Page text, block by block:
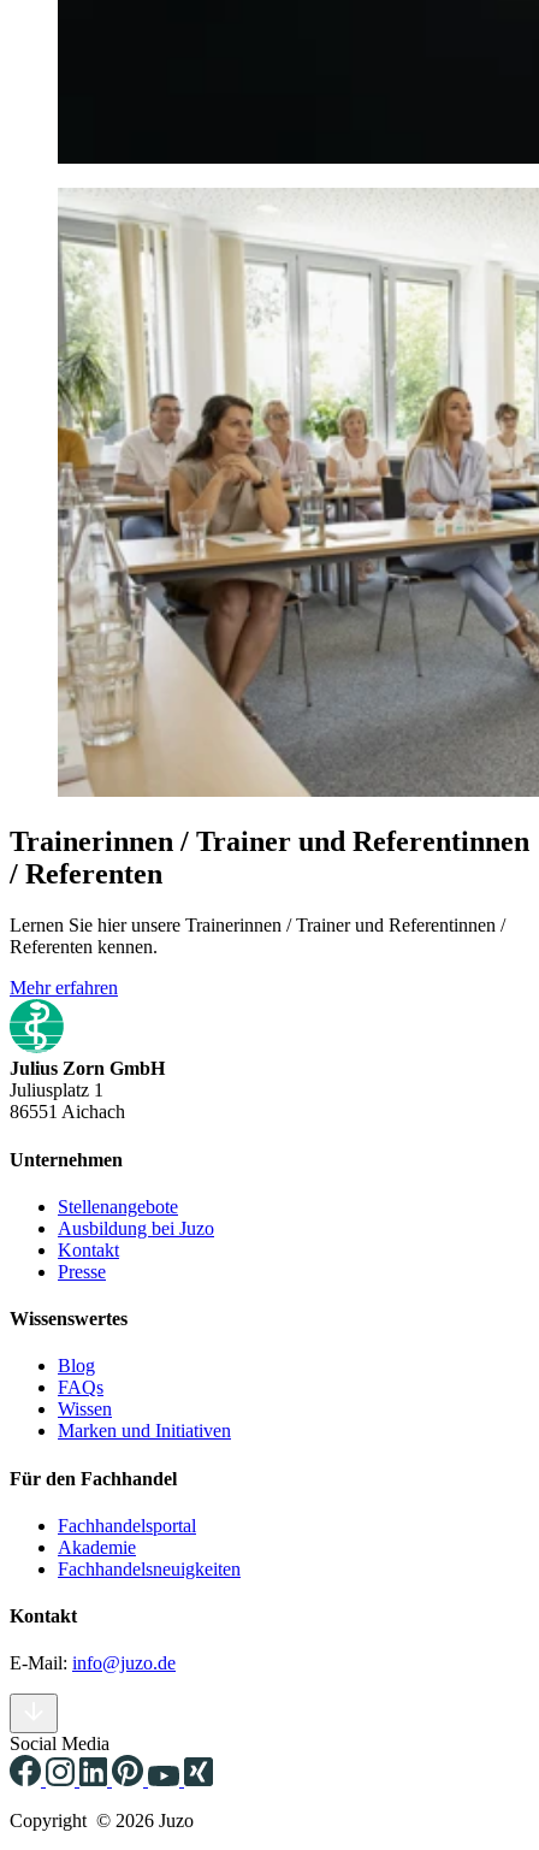
Trainerinnen / Trainer und Referentinnen
/ Referenten
Lernen Sie hier unsere Trainerinnen / Trainer und Referentinnen /
Referenten kennen.
Mehr erfahren
Julius Zorn GmbH
Juliusplatz 1
86551 Aichach
Unternehmen
Stellenangebote
Ausbildung bei Juzo
Kontakt
Presse
Wissenswertes
Blog
FAQs
Wissen
Marken und Initiativen
Für den Fachhandel
Fachhandelsportal
Akademie
Fachhandelsneuigkeiten
Kontakt
E-Mail: info@juzo.de
Social Media
Copyright © 2026 Juzo